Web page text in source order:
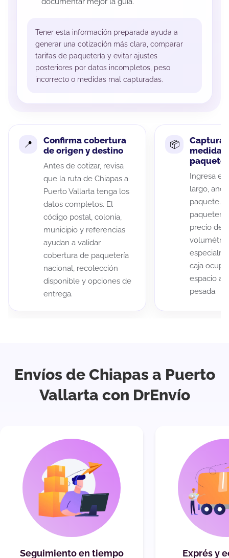
Tener esta información preparada ayuda a
generar una cotización más clara, comparar
tarifas de paquetería y evitar ajustes
posteriores por datos incompletos, peso
incorrecto o medidas mal capturadas.
Confirma cobertura
de origen y destino
Antes de cotizar, revisa
que la ruta de Chiapas a
Puerto Vallarta tenga los
datos completos. El
código postal, colonia,
municipio y referencias
ayudan a validar
cobertura de paquetería
nacional, recolección
disponible y opciones de
entrega.
Captura
medidas
paquete
Ingresa el
largo,
paquete.
precio de
caja
espacio
pesada.
Envíos de Chiapas a Puerto
Vallarta con DrEnvío
Seguimiento en tiempo
Exprés y